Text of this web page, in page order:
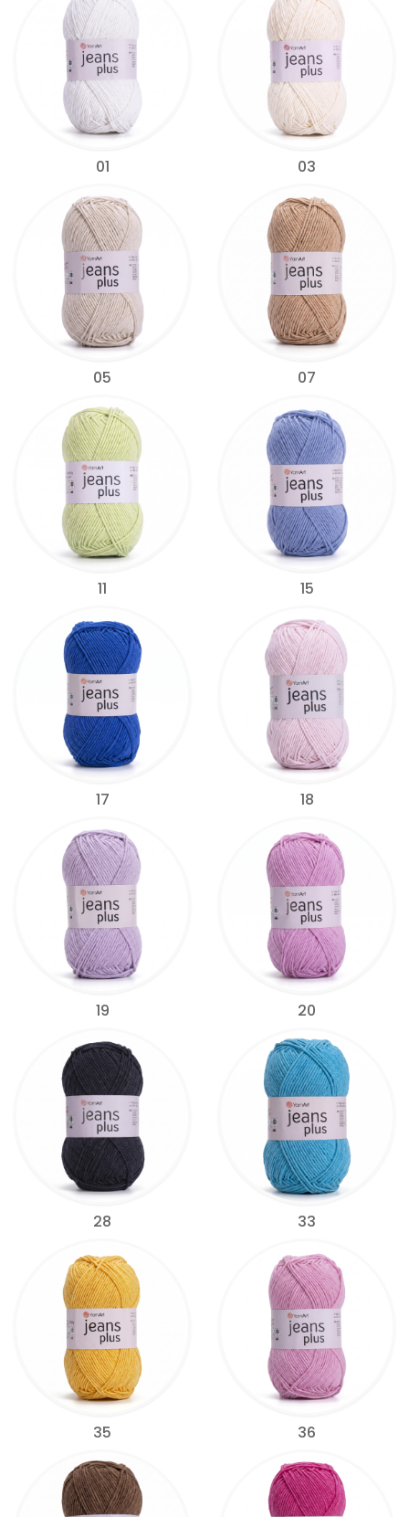
01 03
05 07
11 15
17 18
19 20
28 33
35 36